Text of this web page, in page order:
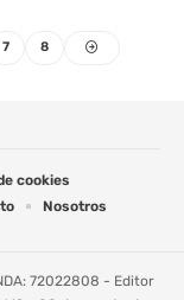
7 8
cookies
Nosotros
72022808 - Editor